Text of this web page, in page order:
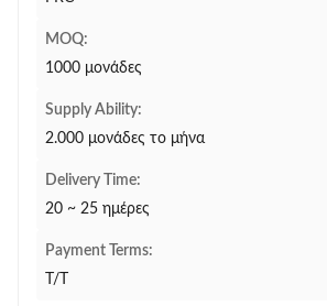
MOQ:
1000 μονάδες
Supply Ability:
2.000 μονάδες το μήνα
Delivery Time:
20 ~ 25 ημέρες
Payment Terms:
T/T